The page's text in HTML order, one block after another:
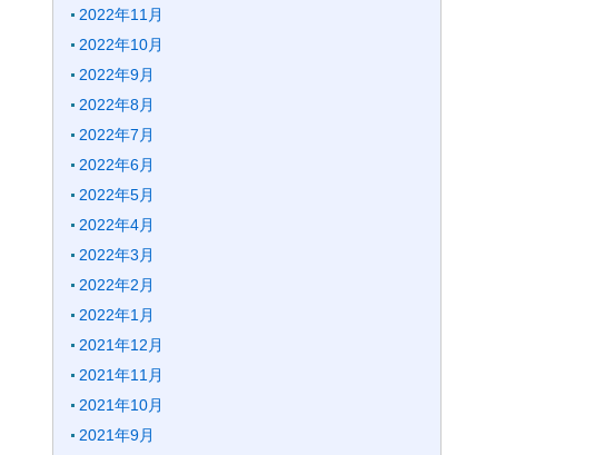
2022年11月
2022年10月
2022年9月
2022年8月
2022年7月
2022年6月
2022年5月
2022年4月
2022年3月
2022年2月
2022年1月
2021年12月
2021年11月
2021年10月
2021年9月